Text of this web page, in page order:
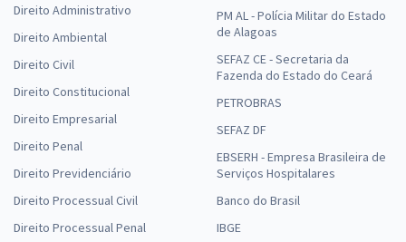
Direito Administrativo
Direito Ambiental
Direito Civil
Direito Constitucional
Direito Empresarial
Direito Penal
Direito Previdenciário
Direito Processual Civil
Direito Processual Penal
PM AL - Polícia Militar do Estado
de Alagoas
SEFAZ CE - Secretaria da
Fazenda do Estado do Ceará
PETROBRAS
SEFAZ DF
EBSERH - Empresa Brasileira de
Serviços Hospitalares
Banco do Brasil
IBGE